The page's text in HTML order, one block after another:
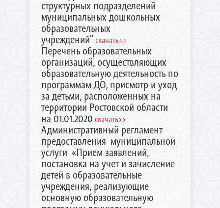
структурных подразделений
муниципальных дошкольных
образовательных
учреждений" скачать>>
Перечень образовательных
организаций, осуществляющих
образовательную деятельность по
программам ДО, присмотр и уход
за детьми, расположенных на
территории Ростовской области
на 01.01.2020 скачать>>
Административный регламент
предоставления муниципальной
услуги «Прием заявлений,
постановка на учет и зачисление
детей в образовательные
учреждения, реализующие
основную образовательную